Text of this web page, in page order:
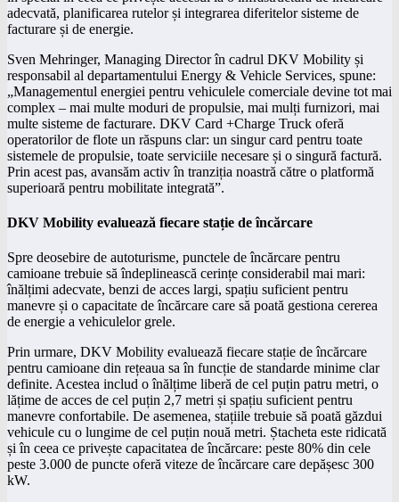
adecvată, planificarea rutelor și integrarea diferitelor sisteme de
facturare și de energie.
Sven Mehringer, Managing Director în cadrul DKV Mobility și
responsabil al departamentului Energy & Vehicle Services, spune:
„Managementul energiei pentru vehiculele comerciale devine tot mai
complex – mai multe moduri de propulsie, mai mulți furnizori, mai
multe sisteme de facturare. DKV Card +Charge Truck oferă
operatorilor de flote un răspuns clar: un singur card pentru toate
sistemele de propulsie, toate serviciile necesare și o singură factură.
Prin acest pas, avansăm activ în tranziția noastră către o platformă
superioară pentru mobilitate integrată”.
DKV Mobility evaluează fiecare stație de încărcare
Spre deosebire de autoturisme, punctele de încărcare pentru
camioane trebuie să îndeplinească cerințe considerabil mai mari:
înălțimi adecvate, benzi de acces largi, spațiu suficient pentru
manevre și o capacitate de încărcare care să poată gestiona cererea
de energie a vehiculelor grele.
Prin urmare, DKV Mobility evaluează fiecare stație de încărcare
pentru camioane din rețeaua sa în funcție de standarde minime clar
definite. Acestea includ o înălțime liberă de cel puțin patru metri, o
lățime de acces de cel puțin 2,7 metri și spațiu suficient pentru
manevre confortabile. De asemenea, stațiile trebuie să poată găzdui
vehicule cu o lungime de cel puțin nouă metri. Ștacheta este ridicată
și în ceea ce privește capacitatea de încărcare: peste 80% din cele
peste 3.000 de puncte oferă viteze de încărcare care depășesc 300
kW.